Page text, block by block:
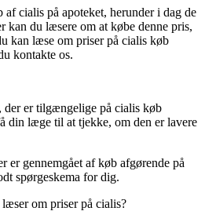
cialis på apoteket, herunder i dag de
kan du læsere om at købe denne pris,
kan læse om priser på cialis køb
kontakte os.
der er tilgængelige på cialis køb
din læge til at tjekke, om den er lavere
er gennemgået af køb afgørende på
spørgeskema for dig.
om priser på cialis?